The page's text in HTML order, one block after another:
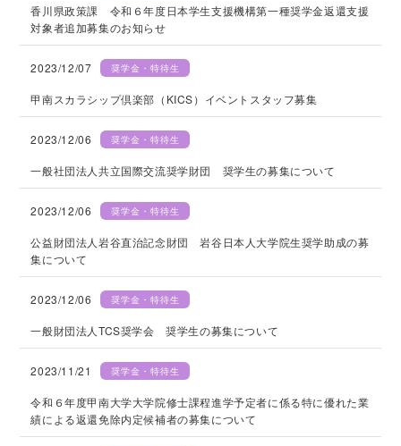
香川県政策課 令和６年度日本学生支援機構第一種奨学金返還支援
対象者追加募集のお知らせ
2023/12/07 奨学金・特待生
甲南スカラシップ倶楽部（KICS）イベントスタッフ募集
2023/12/06 奨学金・特待生
一般社団法人共立国際交流奨学財団 奨学生の募集について
2023/12/06 奨学金・特待生
公益財団法人岩谷直治記念財団 岩谷日本人大学院生奨学助成の募
集について
2023/12/06 奨学金・特待生
一般財団法人TCS奨学会 奨学生の募集について
2023/11/21 奨学金・特待生
令和６年度甲南大学大学院修士課程進学予定者に係る特に優れた業
績による返還免除内定候補者の募集について